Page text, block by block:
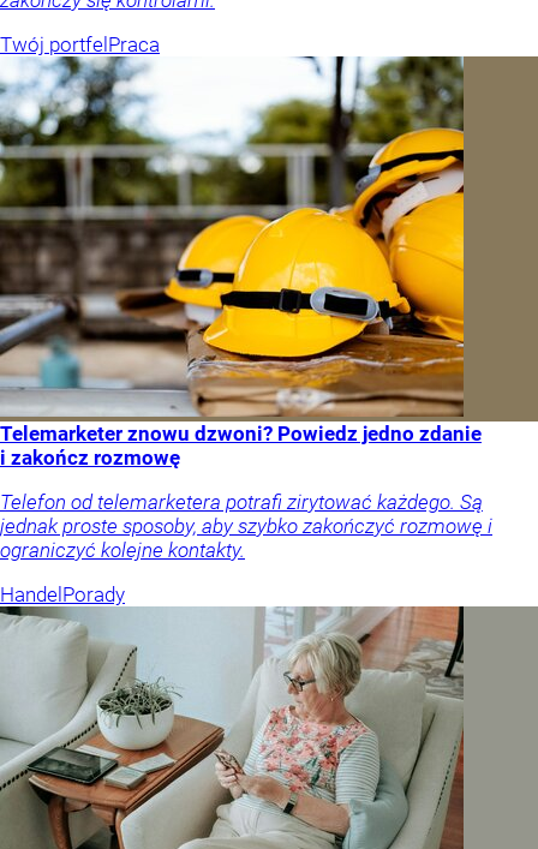
Twój portfel Praca
Telemarketer znowu dzwoni? Powiedz jedno zdanie
i zakończ rozmowę
Telefon od telemarketera potrafi zirytować każdego. Są
jednak proste sposoby, aby szybko zakończyć rozmowę i
ograniczyć kolejne kontakty.
Handel Porady